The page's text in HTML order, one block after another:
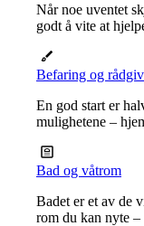
Når noe uventet
godt å vite at
Befaring og
En god start er
mulighetene –
Bad og våtrom
Badet er et av de
rom du kan nyte –